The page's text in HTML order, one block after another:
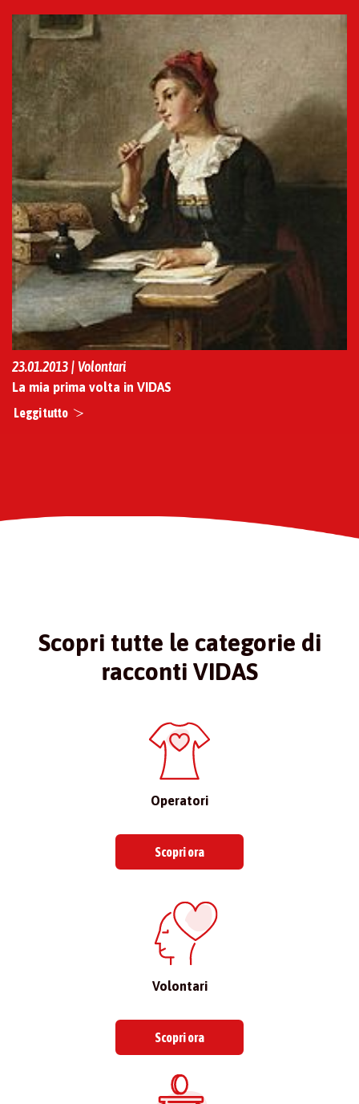
23.01.2013 | Volontari
La mia prima volta in VIDAS
Leggi tutto
Scopri tutte le categorie di
racconti VIDAS
Operatori
Scopri ora
Volontari
Scopri ora